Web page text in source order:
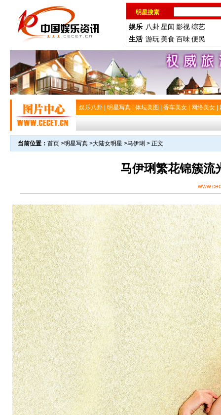
明星搜索
娱乐 八卦星闻 影视综艺
生活 游玩 美食 百味便民
娱乐八卦 明星写真 体坛美图 香车美女 网络美女
当前位置： 首页 >明星写真 >大陆女明星 >马伊琍 > 正文
马伊琍繁花锦簇流